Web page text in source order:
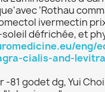
’Rothau
ivermectin
défrichée, et
eng/
cialis-and-
-81 godet dg, Yui